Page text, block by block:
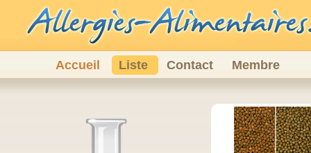
Accueil Liste Contact Membre